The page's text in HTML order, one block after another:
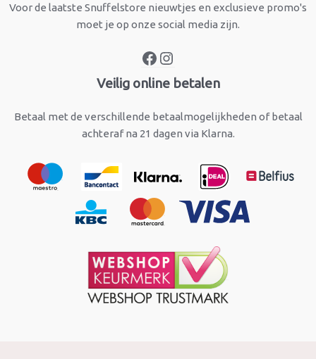
Voor de laatste Snuffelstore nieuwtjes en exclusieve promo's
moet je op onze social media zijn.
Veilig online betalen
Betaal met de verschillende betaalmogelijkheden of betaal
achteraf na 21 dagen via Klarna.